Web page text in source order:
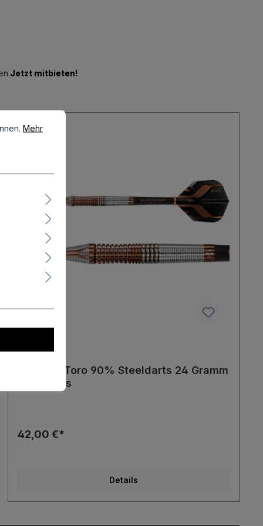
Jetzt mitbieten!
Harrows Toro 90% Steeldarts 24 Gramm
Steeldarts
42,00 €*
Details
Mehr Informationen ...
Mehr